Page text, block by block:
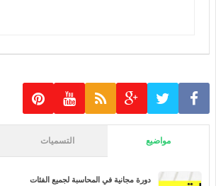
مواضيع التسميات
دورة مجانية في المحاسبة لجميع الفئات